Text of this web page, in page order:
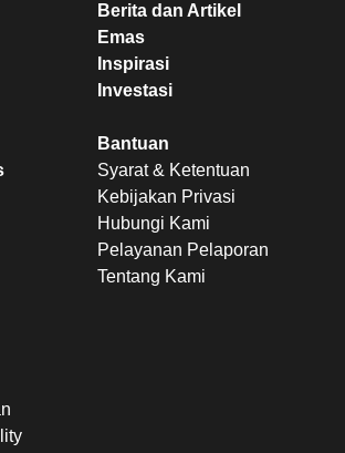
Berita dan Artikel
Emas
Inspirasi
Investasi
Bantuan
Syarat & Ketentuan
Kebijakan Privasi
Hubungi Kami
Pelayanan Pelaporan
Tentang Kami